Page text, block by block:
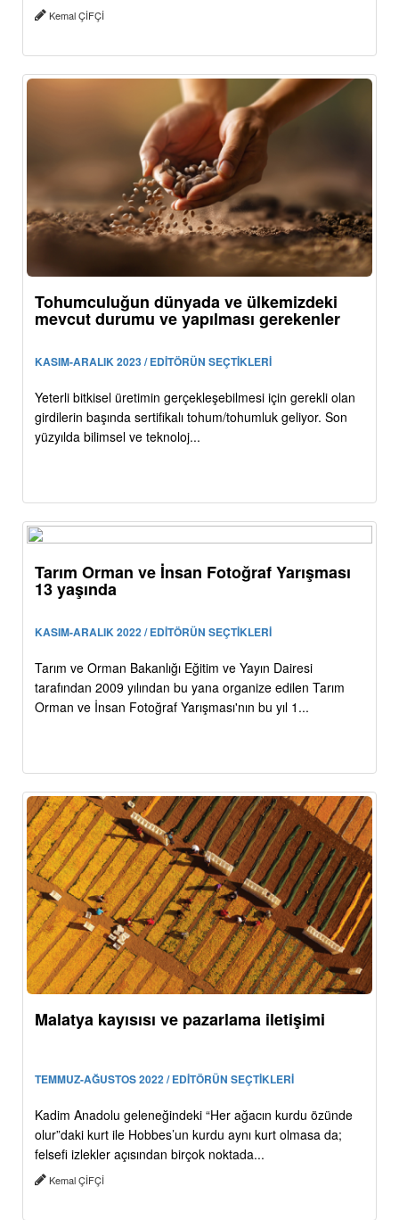
Kemal ÇİFÇİ
Tohumculuğun dünyada ve ülkemizdeki
mevcut durumu ve yapılması gerekenler
KASIM-ARALIK 2023 / EDİTÖRÜN SEÇTİKLERİ
Yeterli bitkisel üretimin gerçekleşebilmesi için gerekli olan
girdilerin başında sertifikalı tohum/tohumluk geliyor. Son
yüzyılda bilimsel ve teknoloj...
Tarım Orman ve İnsan Fotoğraf Yarışması
13 yaşında
KASIM-ARALIK 2022 / EDİTÖRÜN SEÇTİKLERİ
Tarım ve Orman Bakanlığı Eğitim ve Yayın Dairesi
tarafından 2009 yılından bu yana organize edilen Tarım
Orman ve İnsan Fotoğraf Yarışması'nın bu yıl 1...
Malatya kayısısı ve pazarlama iletişimi
TEMMUZ-AĞUSTOS 2022 / EDİTÖRÜN SEÇTİKLERİ
Kadim Anadolu geleneğindeki “Her ağacın kurdu özünde
olur”daki kurt ile Hobbes’un kurdu aynı kurt olmasa da;
felsefi izlekler açısından birçok noktada...
Kemal ÇİFÇİ